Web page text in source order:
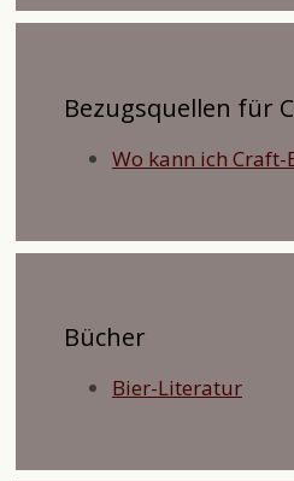
Bezugsquellen für
Wo kann ich Craft-
Bücher
Bier-Literatur